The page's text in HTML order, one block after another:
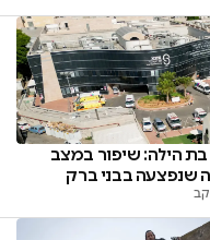
בת הילה: שיפור במצב
שנפצעה בבני ברק